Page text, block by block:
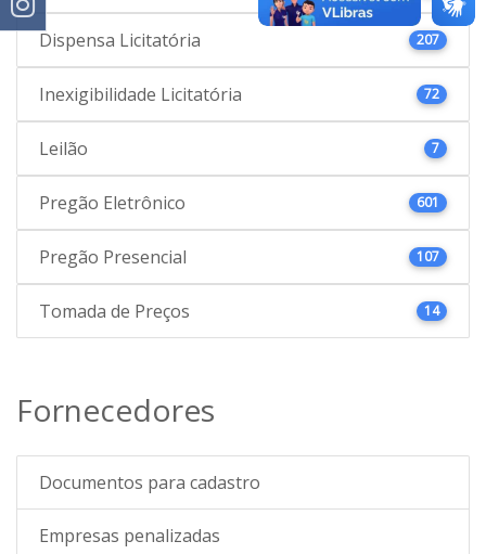
Dispensa Licitatória 207
Inexigibilidade Licitatória 72
Leilão 7
Pregão Eletrônico 601
Pregão Presencial 107
Tomada de Preços 14
Fornecedores
Documentos para cadastro
Empresas penalizadas